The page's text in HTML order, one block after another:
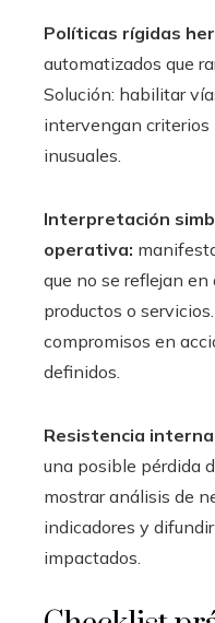
Políticas rígidas
automatizados que
Solución: habilitar
intervengan
inusuales.
Interpretación
operativa:
que no se reflejan
productos o
compromisos en
definidos.
Resistencia
una posible pérdida
mostrar análisis de
indicadores y
impactados.